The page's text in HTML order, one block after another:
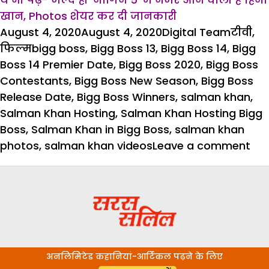
खान, Photos शेयर कर दी जानकारी
Posted
on
August 4, 2020August 4, 2020Author
Digital Teamटीवी,
फिल्मTags
bigg boss, Bigg Boss 13, Bigg Boss 14, Bigg
Boss 14 Premier Date, Bigg Boss 2020, Bigg Boss
Contestants, Bigg Boss New Season, Bigg Boss
Release Date, Bigg Boss Winners, salman khan,
Salman Khan Hosting, Salman Khan Hosting Bigg
Boss, Salman Khan in Bigg Boss, salman khan
photos, salman khan videosLeave a comment
अनलिमिटेड कहानियां-आर्टिकल पढ़ने के लिए